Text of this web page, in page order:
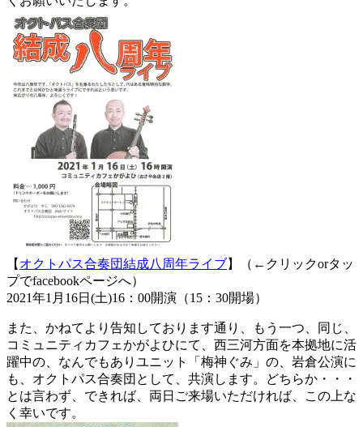
【 オクトパス合奏団結成八周年ライブ】（←クリックorタッ
プでfacebookページへ）
2021年1月16日(土)16：00開演（15：30開場）
また、かねてより告知しております通り、もう一つ、同じ、
コミュニティカフェかがよひにて、西三河方面を本拠地に活
躍中の、なんでもありユニット「梅神ぐみ」の、岩倉公演に
も、オクトパス合奏団として、共演します。どちらか・・・
とは言わず、できれば、両日ご来場いただければ、この上な
く幸いです。